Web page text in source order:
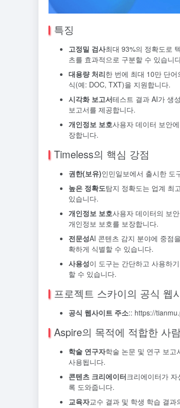
특징
고정밀 검사최대 93%의 정확도로
츠를 효과적으로 구분할 수 있습니
대용량 처리한 번에 최대 10만 단
식(예: DOC, TXT)을 지원합니다.
시각화 보고서테스트 결과 AI가 생
보고서를 제공합니다.
개인정보 보호사용자 데이터 보안
장합니다.
Timeless의 핵심 강점
권한(보유)인민일보에서 출시한 도
높은 정확도탐지 정확도는 업계 최
있습니다.
개인정보 보호사용자 데이터의 보
개인정보 보호를 보장합니다.
전문성AI 콘텐츠 감지 분야에 중점
확하게 식별할 수 있습니다.
사용성이 도구는 간단하고 사용하
할 수 있습니다.
프로젝트 스카이의 공식 웹
공식 웹사이트 주소:: https://
Aspire의 목적에 적합한 사
학술 연구자학술 논문 및 연구 보고
사용됩니다.
콘텐츠 크리에이터크리에이터가
록 도와줍니다.
교육자교수 결과 및 학생 학습 결과